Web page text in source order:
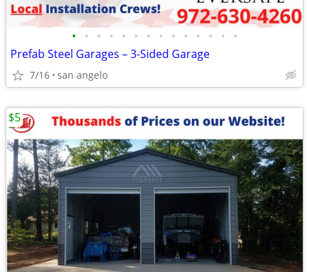
• • • • • • • • • • • • • •
Prefab Steel Garages – 3-Sided Garage
7/16 san angelo
$5